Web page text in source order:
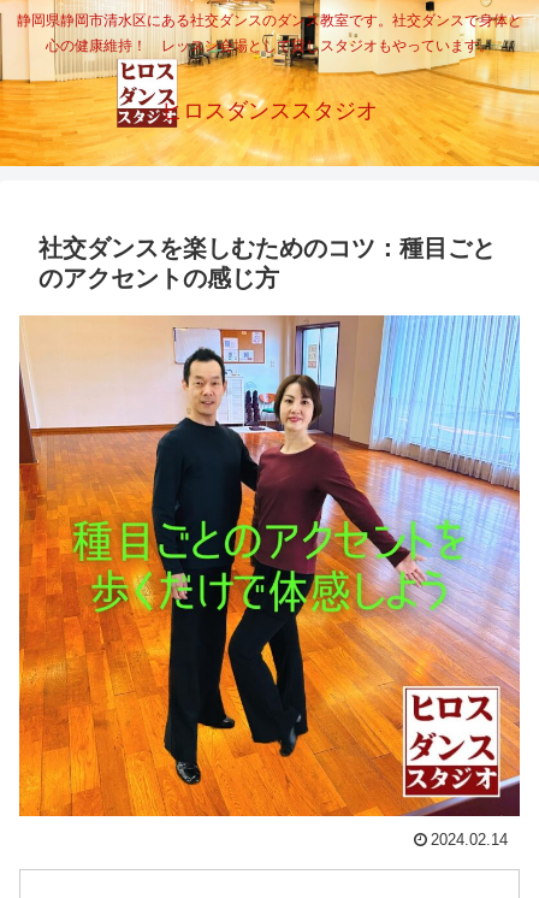
静岡県静岡市清水区にある社交ダンスのダンス教室です。社交ダンスで身体と
心の健康維持！ レッスン会場として貸しスタジオもやっています。
ヒロスダンススタジオ
社交ダンスを楽しむためのコツ：種目ごと
のアクセントの感じ方
2024.02.14